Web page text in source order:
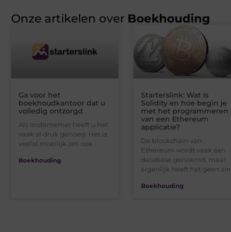
Onze artikelen over Boekhouding
Ga voor het
boekhoudkantoor dat u
volledig ontzorgd
Als ondernemer heeft u het
vaak al druk genoeg. Het is
veelal moeilijk om ook
Boekhouding
Starterslink: Wat is
Solidity en hoe begin je
met het programmeren
van een Ethereum
applicatie?
De blockchain van
Ethereum wordt vaak een
database genoemd, maar
eigenlijk heeft het geen zin
Boekhouding